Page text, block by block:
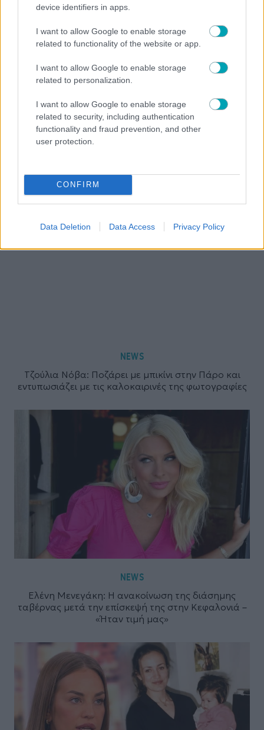
device identifiers in apps.
I want to allow Google to enable storage
related to functionality of the website or app.
I want to allow Google to enable storage
related to personalization.
I want to allow Google to enable storage
related to security, including authentication
functionality and fraud prevention, and other
user protection.
CONFIRM
Data Deletion Data Access Privacy Policy
Πέτρος Κωστόπουλος: Η συγκινητική φωτογραφία
δεν ξεχνάς ποτέ»
NEWS
Τζούλια Νόβα: Ποζάρει με μπικίνι στην Πάρο και
εντυπωσιάζει με τις καλοκαιρινές της φωτογραφίες
NEWS
Ελένη Μενεγάκη: Η ανακοίνωση της διάσημης
ταβέρνας μετά την επίσκεψή της στην Κεφαλονιά –
«Ήταν τιμή μας»